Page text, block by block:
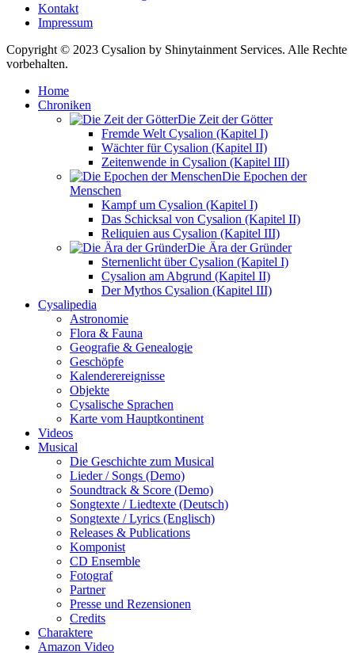
Kontakt
Impressum
Copyright © 2023 Cysalion by Shinytainment Services. Alle Rechte
vorbehalten.
Home
Chroniken
Die Zeit der Götter
Fremde Welt Cysalion (Kapitel I)
Wächter für Cysalion (Kapitel II)
Zeitenwende in Cysalion (Kapitel III)
Die Epochen der
Menschen
Kampf um Cysalion (Kapitel I)
Das Schicksal von Cysalion (Kapitel II)
Reliquien aus Cysalion (Kapitel III)
Die Ära der Gründer
Sternenlicht über Cysalion (Kapitel I)
Cysalion am Abgrund (Kapitel II)
Der Mythos Cysalion (Kapitel III)
Cysalipedia
Astronomie
Flora & Fauna
Geografie & Genealogie
Geschöpfe
Kalenderereignisse
Objekte
Cysalische Sprachen
Karte vom Hauptkontinent
Videos
Musical
Die Geschichte zum Musical
Lieder / Songs (Demo)
Soundtrack & Score (Demo)
Songtexte / Liedtexte (Deutsch)
Songtexte / Lyrics (Englisch)
Releases & Publications
Komponist
CD Ensemble
Fotograf
Partner
Presse und Rezensionen
Credits
Charaktere
Amazon Video